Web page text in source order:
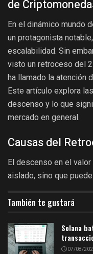
de
En el dinámico mundo
un protagonista
escalabilidad. Sin
visto un retroceso del
ha llamado la atención
Este artículo explora
descenso y lo que
mercado en general.
Causas del
El descenso en el
aislado, sino que
También te gustará
Solana
07/08/